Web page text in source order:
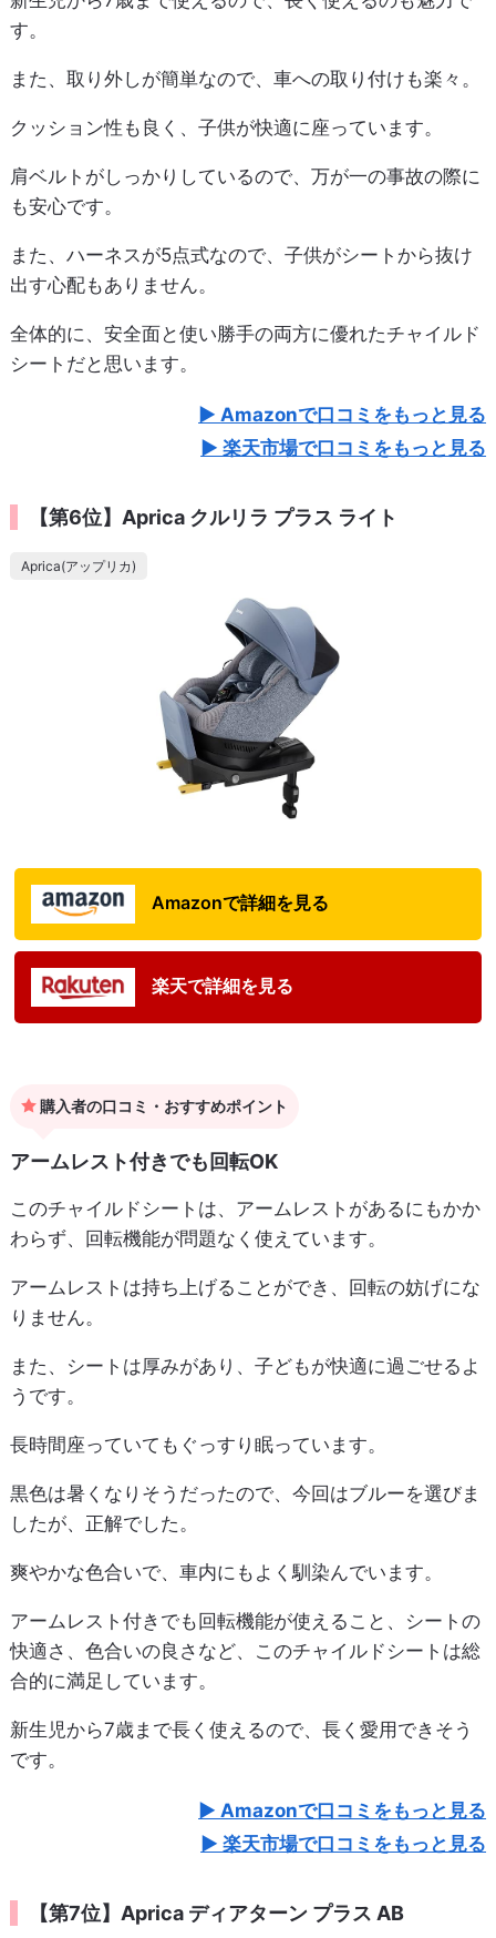
す。
また、取り外しが簡単なので、車への取り付けも楽々。
クッション性も良く、子供が快適に座っています。
肩ベルトがしっかりしているので、万が一の事故の際に
も安心です。
また、ハーネスが5点式なので、子供がシートから抜け
出す心配もありません。
全体的に、安全面と使い勝手の両方に優れたチャイルド
シートだと思います。
Amazonで口コミをもっと見る
楽天市場で口コミをもっと見る
【第6位】Aprica クルリラ プラス ライト
Aprica(アップリカ)
Amazonで詳細を見る
楽天で詳細を見る
購入者の口コミ・おすすめポイント
アームレスト付きでも回転OK
このチャイルドシートは、アームレストがあるにもかか
わらず、回転機能が問題なく使えています。
アームレストは持ち上げることができ、回転の妨げにな
りません。
また、シートは厚みがあり、子どもが快適に過ごせるよ
うです。
長時間座っていてもぐっすり眠っています。
黒色は暑くなりそうだったので、今回はブルーを選びま
したが、正解でした。
爽やかな色合いで、車内にもよく馴染んでいます。
アームレスト付きでも回転機能が使えること、シートの
快適さ、色合いの良さなど、このチャイルドシートは総
合的に満足しています。
新生児から7歳まで長く使えるので、長く愛用できそう
です。
Amazonで口コミをもっと見る
楽天市場で口コミをもっと見る
【第7位】Aprica ディアターン プラス AB